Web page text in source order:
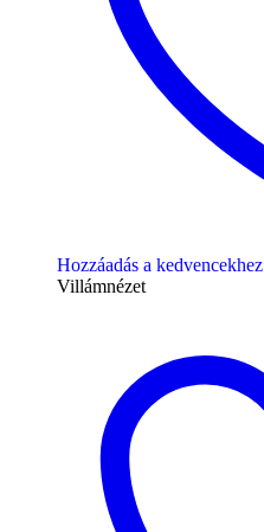
Hozzáadás a kedvencekhez
Villámnézet